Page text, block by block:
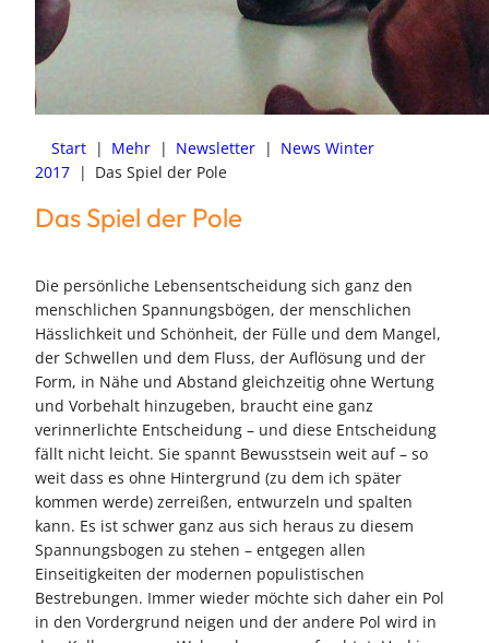
Start | Mehr | Newsletter | News Winter
2017 | Das Spiel der Pole
Das Spiel der Pole
Die persönliche Lebensentscheidung sich ganz den
menschlichen Spannungsbögen, der menschlichen
Hässlichkeit und Schönheit, der Fülle und dem Mangel,
der Schwellen und dem Fluss, der Auflösung und der
Form, in Nähe und Abstand gleichzeitig ohne Wertung
und Vorbehalt hinzugeben, braucht eine ganz
verinnerlichte Entscheidung – und diese Entscheidung
fällt nicht leicht. Sie spannt Bewusstsein weit auf – so
weit dass es ohne Hintergrund (zu dem ich später
kommen werde) zerreißen, entwurzeln und spalten
kann. Es ist schwer ganz aus sich heraus zu diesem
Spannungsbogen zu stehen – entgegen allen
Einseitigkeiten der modernen populistischen
Bestrebungen. Immer wieder möchte sich daher ein Pol
in den Vordergrund neigen und der andere Pol wird in